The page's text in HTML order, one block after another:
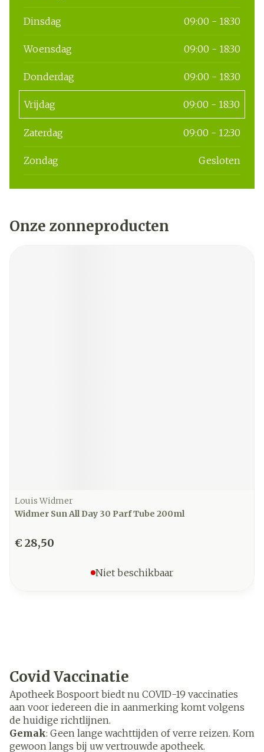
Dinsdag 09:00 - 18:30
Woensdag 09:00 - 18:30
Donderdag 09:00 - 18:30
Vrijdag 09:00 - 18:30
Zaterdag 09:00 - 12:30
Zondag Gesloten
Onze zonneproducten
Louis Widmer
Widmer Sun All Day 30 Parf Tube 200ml
€ 28,50
Niet beschikbaar
Covid Vaccinatie
Apotheek Bospoort biedt nu COVID-19 vaccinaties
aan voor iedereen die in aanmerking komt volgens
de huidige richtlijnen.
Gemak: Geen lange wachttijden of verre reizen. Kom
gewoon langs bij uw vertrouwde apotheek.